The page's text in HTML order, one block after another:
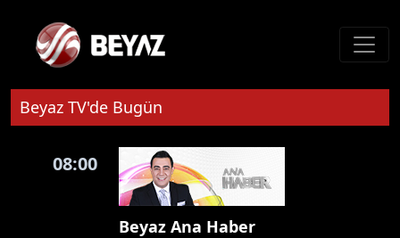
Beyaz TV'de Bugün
08:00
Beyaz Ana Haber